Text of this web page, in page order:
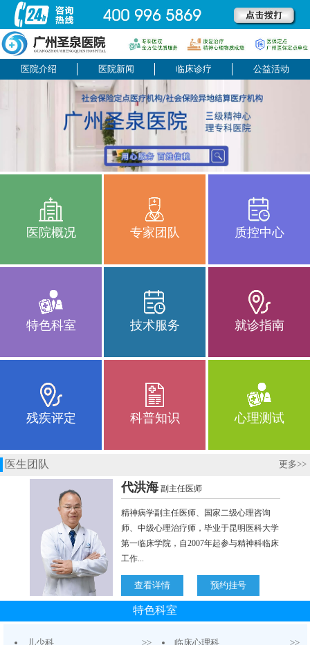
医院介绍 医院新闻 临床诊疗 公益活动
医院概况 专家团队 质控中心
特色科室 技术服务 就诊指南
残疾评定 科普知识 心理测试
医生团队 更多>>
特色科室
儿少科 >> 临床心理科 >>